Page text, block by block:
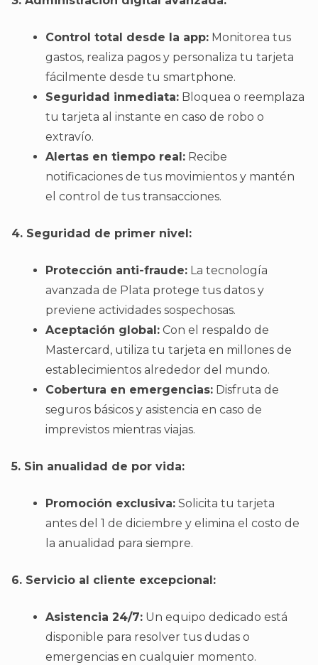
Control total desde la app: Monitorea tus
gastos, realiza pagos y personaliza tu tarjeta
fácilmente desde tu smartphone.
Seguridad inmediata: Bloquea o reemplaza
tu tarjeta al instante en caso de robo o
extravío.
Alertas en tiempo real: Recibe
notificaciones de tus movimientos y mantén
el control de tus transacciones.
4. Seguridad de primer nivel:
Protección anti-fraude: La tecnología
avanzada de Plata protege tus datos y
previene actividades sospechosas.
Aceptación global: Con el respaldo de
Mastercard, utiliza tu tarjeta en millones de
establecimientos alrededor del mundo.
Cobertura en emergencias: Disfruta de
seguros básicos y asistencia en caso de
imprevistos mientras viajas.
5. Sin anualidad de por vida:
Promoción exclusiva: Solicita tu tarjeta
antes del 1 de diciembre y elimina el costo de
la anualidad para siempre.
6. Servicio al cliente excepcional:
Asistencia 24/7: Un equipo dedicado está
disponible para resolver tus dudas o
emergencias en cualquier momento.